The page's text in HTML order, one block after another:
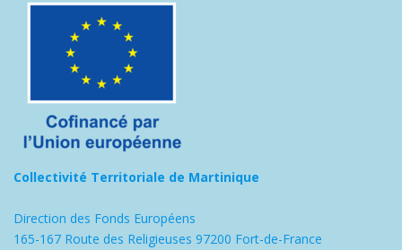
Collectivité Territoriale de Martinique
Direction des Fonds Européens
165-167 Route des Religieuses 97200 Fort-de-France